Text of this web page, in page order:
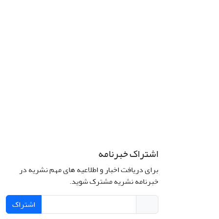
اشتراک خبرنامه
برای دریافت اخبار و اطلاعیه های مهم نشریه در
خبرنامه نشریه مشترک شوید.
اشتراک